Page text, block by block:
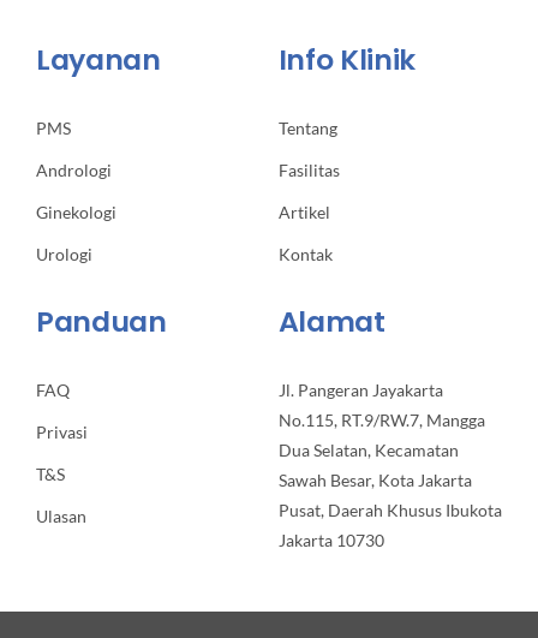
Layanan
PMS
Andrologi
Ginekologi
Urologi
Info Klinik
Tentang
Fasilitas
Artikel
Kontak
Panduan
FAQ
Privasi
T&S
Ulasan
Alamat
Jl. Pangeran Jayakarta
No.115, RT.9/RW.7, Mangga
Dua Selatan, Kecamatan
Sawah Besar, Kota Jakarta
Pusat, Daerah Khusus Ibukota
Jakarta 10730